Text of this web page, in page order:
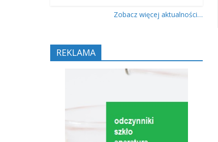
Zobacz więcej aktualności…
REKLAMA